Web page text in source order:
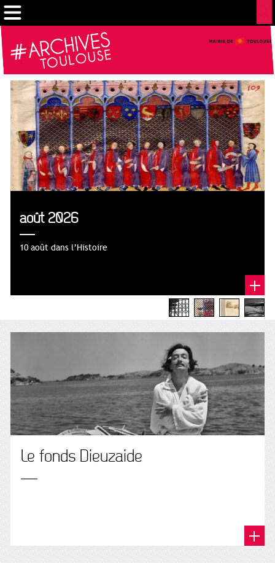
août 2026
10 août dans l’Histoire
Le fonds Dieuzaide
Cookies management panel